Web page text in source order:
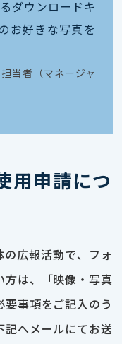
ダウンロードキ
お好きな写真を
当者（マネージャ
用申請につ
広報活動で、フォ
方は、「映像・写真
事項をご記入のう
へメールにてお送